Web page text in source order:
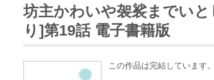
坊主かわいや袈裟までい
り]第19話 電子書籍版
この作品は完結しています